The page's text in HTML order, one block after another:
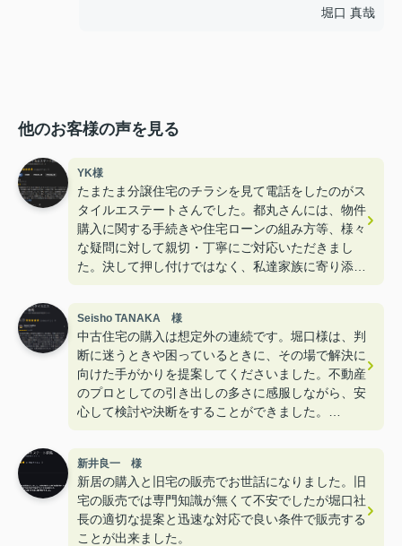
堀口 真哉
他のお客様の声を見る
YK様
たまたま分譲住宅のチラシを見て電話をしたのがス
タイルエステートさんでした。都丸さんには、物件
購入に関する手続きや住宅ローンの組み方等、様々
な疑問に対して親切・丁寧にご対応いただきまし
た。決して押し付けではなく、私達家族に寄り添っ
でした。「この方なら信頼できる」、そう思い安心
して購入を決めることができました。物件購入後
も、困りごとや疑問点があれば親身になってご相談
いただき、アフターフォローも万全です。
大変良いご縁に巡り会うことができました。都丸さ
ん、本当にありがとうございました。今後とも是非
Seisho TANAKA 様
中古住宅の購入は想定外の連続です。堀口様は、判
断に迷うときや困っているときに、その場で解決に
向けた手がかりを提案してくださいました。不動産
のプロとしての引き出しの多さに感服しながら、安
心して検討や決断をすることができました。
いるのを見て、問い合わせをさせていただいたので
すが、お取引を終えた現在、皆様のコメントは嘘で
はなかったと改めて感じています。大変お世話にな
りました。どうもありがとうございました。
新井良一 様
新居の購入と旧宅の販売でお世話になりました。旧
宅の販売では専門知識が無くて不安でしたが堀口社
長の適切な提案と迅速な対応で良い条件で販売する
ことが出来ました。